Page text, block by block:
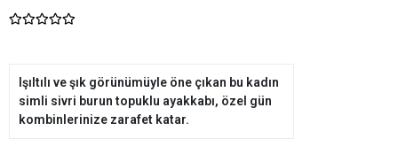
Işıltılı ve şık görünümüyle öne çıkan bu kadın
simli sivri burun topuklu ayakkabı, özel gün
kombinlerinize zarafet katar.